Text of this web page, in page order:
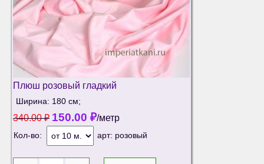
Плюш розовый гладкий
Ширина: 180 см;
340.00₽ 150.00 ₽/метр
Кол-во: арт: розовый